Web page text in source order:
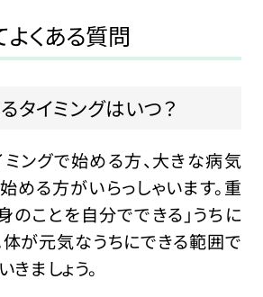
くある質問
タイミングはいつ？
ングで始める方、大きな病気
める方がいらっしゃいます。重
のことを自分でできる」うちに
体が元気なうちにできる範囲で
ましょう。